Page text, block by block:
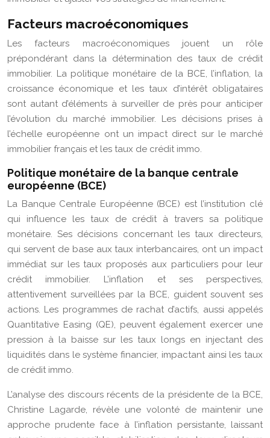
Facteurs macroéconomiques
Les facteurs macroéconomiques jouent un rôle
prépondérant dans la détermination des taux de crédit
immobilier. La politique monétaire de la BCE, l’inflation, la
croissance économique et les taux d’intérêt obligataires
sont autant d’éléments à surveiller de près pour anticiper
l’évolution du marché immobilier. Les décisions prises à
l’échelle européenne ont un impact direct sur le marché
immobilier français et les taux de crédit immo.
Politique monétaire de la banque centrale
européenne (BCE)
La Banque Centrale Européenne (BCE) est l’institution clé
qui influence les taux de crédit à travers sa politique
monétaire. Ses décisions concernant les taux directeurs,
qui servent de base aux taux interbancaires, ont un impact
immédiat sur les taux proposés aux particuliers pour leur
crédit immobilier. L’inflation et ses perspectives,
attentivement surveillées par la BCE, guident souvent ses
actions. Les programmes de rachat d’actifs, aussi appelés
Quantitative Easing (QE), peuvent également exercer une
pression à la baisse sur les taux longs en injectant des
liquidités dans le système financier, impactant ainsi les taux
de crédit immo.
L’analyse des discours récents de la présidente de la BCE,
Christine Lagarde, révèle une volonté de maintenir une
approche prudente face à l’inflation persistante, laissant